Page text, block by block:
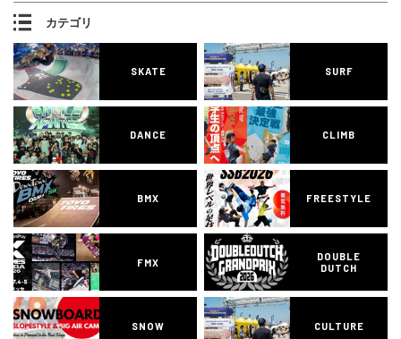
カテゴリ
SKATE SURF
DANCE CLIMB
BMX FREESTYLE
FMX
DOUBLE
DUTCH
SNOW CULTURE